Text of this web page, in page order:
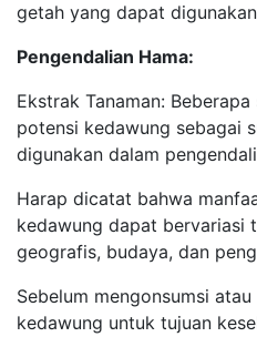
getah yang dapat
Pengendalian Hama:
Ekstrak Tanaman:
potensi kedawung sebagai
digunakan dalam
Harap dicatat bahwa
kedawung dapat bervariasi
geografis, budaya, dan
Sebelum mengonsumsi
kedawung untuk tujuan